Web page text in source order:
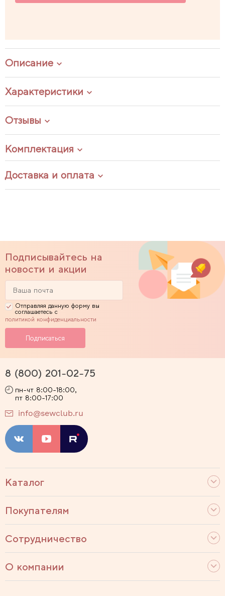
Описание
Характеристики
Отзывы
Комплектация
Доставка и оплата
Подписывайтесь на
новости и акции
Отправляя данную форму вы
соглашаетесь с
политикой конфиденциальности
Каталог
Покупателям
Сотрудничество
О компании
8 (800) 201-02-75
пн-чт 8:00-18:00,
пт 8:00-17:00
info@sewclub.ru